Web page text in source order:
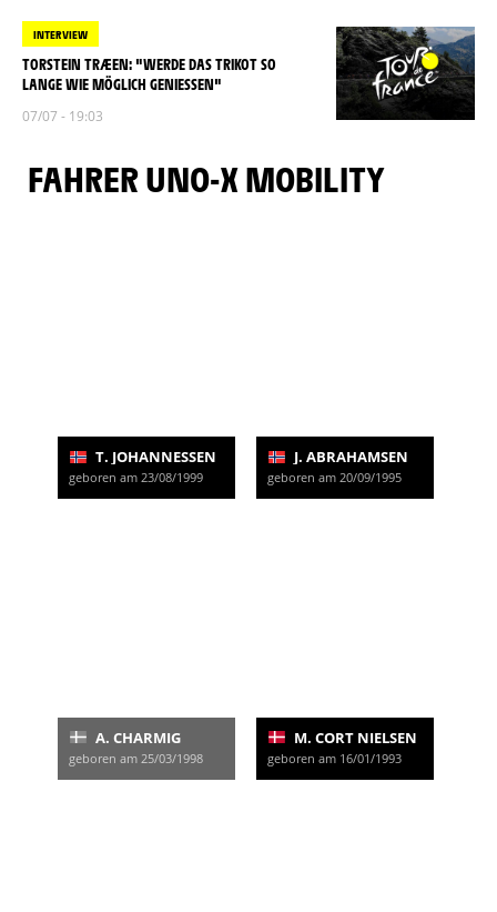
INTERVIEW
TORSTEIN TRÆEN: "WERDE DAS TRIKOT SO
LANGE WIE MÖGLICH GENIESSEN"
07/07 - 19:03
FAHRER UNO-X MOBILITY
T. JOHANNESSEN
geboren am 23/08/1999
J. ABRAHAMSEN
geboren am 20/09/1995
A. CHARMIG
geboren am 25/03/1998
M. CORT NIELSEN
geboren am 16/01/1993